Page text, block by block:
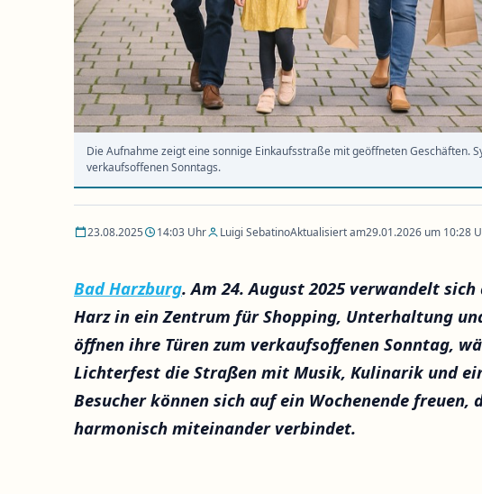
Die Aufnahme zeigt eine sonnige Einkaufsstraße mit geöffneten Geschäften.
verkaufsoffenen Sonntags.
23.08.2025 14:03 Uhr Luigi SebatinoAktualisiert am29.01.2026 um 10:28
Bad Harzburg. Am 24. August 2025 verwandelt
Harz in ein Zentrum für Shopping, Unterhaltung
öffnen ihre Türen zum verkaufsoffenen Sonntag,
Lichterfest die Straßen mit Musik, Kulinarik und
Besucher können sich auf ein Wochenende freuen,
harmonisch miteinander verbindet.